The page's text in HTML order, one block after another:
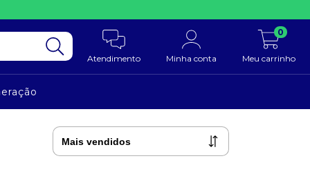
Atendimento Minha conta Meu carrinho
0